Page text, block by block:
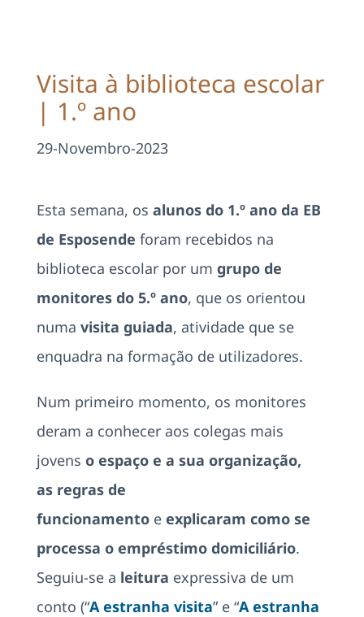
Área Reservada
Pesquisar
Visita à biblioteca escolar
| 1.º ano
29-Novembro-2023
Esta semana, os alunos do 1.º ano da EB
de Esposende foram recebidos na
biblioteca escolar por um grupo de
monitores do 5.º ano, que os orientou
numa visita guiada, atividade que se
enquadra na formação de utilizadores.
Num primeiro momento, os monitores
deram a conhecer aos colegas mais
jovens o espaço e a sua organização,
as regras de
funcionamentoe explicaram como se
processa o empréstimo domiciliário.
Seguiu-se a leitura expressiva de um
conto (“A estranha visita” e “A estranha